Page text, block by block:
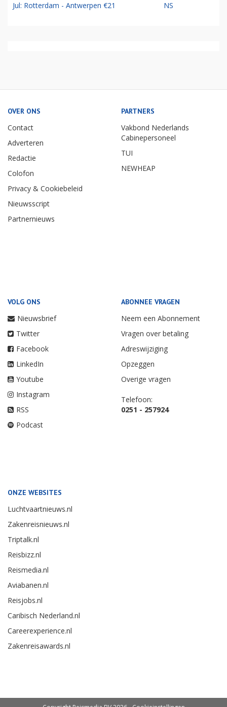
Jul: Rotterdam - Antwerpen €21 NS
OVER ONS
Contact
Adverteren
Redactie
Colofon
Privacy & Cookiebeleid
Nieuwsscript
Partnernieuws
PARTNERS
Vakbond Nederlands
Cabinepersoneel
TUI
NEWHEAP
VOLG ONS
Nieuwsbrief
Twitter
Facebook
LinkedIn
Youtube
Instagram
RSS
Podcast
ABONNEE VRAGEN
Neem een Abonnement
Vragen over betaling
Adreswijziging
Opzeggen
Overige vragen
Telefoon:
0251 - 257924
ONZE WEBSITES
Luchtvaartnieuws.nl
Zakenreisnieuws.nl
Triptalk.nl
Reisbizz.nl
Reismedia.nl
Aviabanen.nl
Reisjobs.nl
Caribisch Nederland.nl
Careerexperience.nl
Zakenreisawards.nl